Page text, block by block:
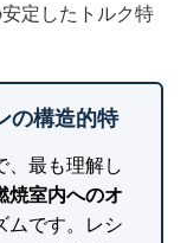
定したトルク特
の構造的特
、最も理解し
焼室内へのオ
ムです。レシ